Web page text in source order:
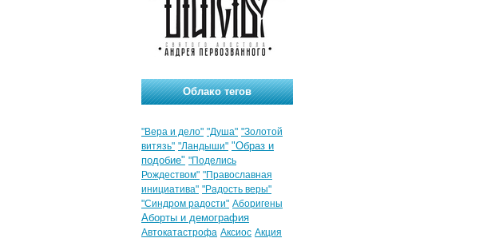
Облако тегов
"Вера и дело" "Душа" "Золотой
витязь" "Ландыши" "Образ и
подобие" "Поделись
Рождеством" "Православная
инициатива" "Радость веры"
"Синдром радости" Аборигены
Аборты и демография
Автокатастрофа Аксиос Акция